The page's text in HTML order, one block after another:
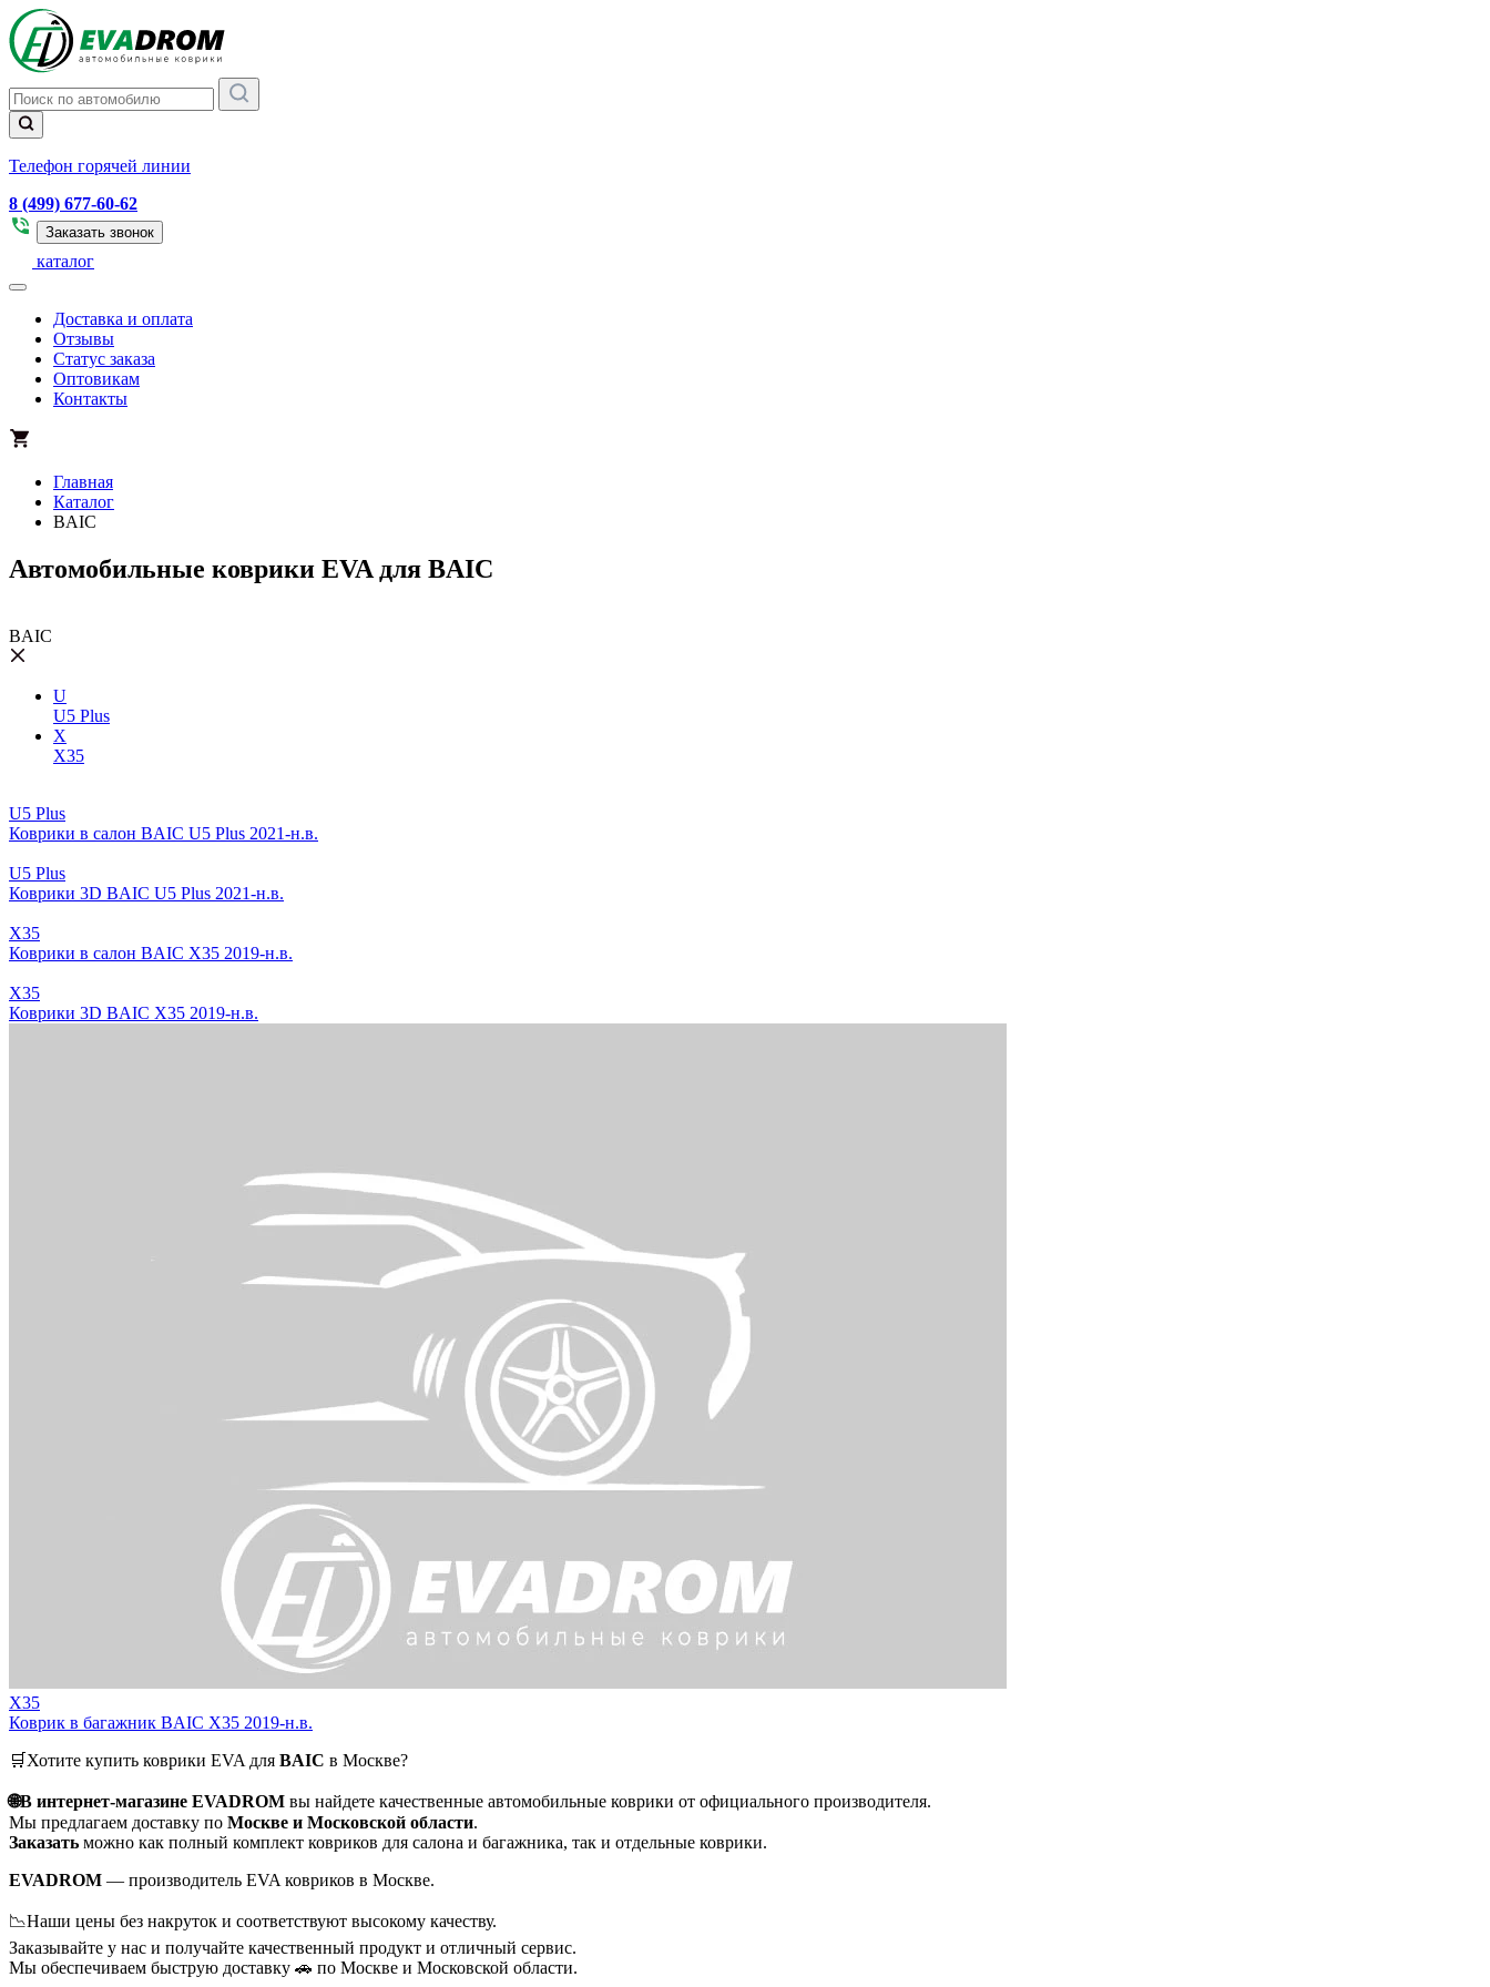
Телефон горячей линии
8 (499) 677-60-62
Заказать звонок
каталог
Доставка и оплата
Отзывы
Статус заказа
Оптовикам
Контакты
Главная
Каталог
BAIC
Автомобильные коврики EVA для BAIC
BAIC
U
U5 Plus
X
X35
U5 Plus
Коврики в салон BAIC U5 Plus 2021-н.в.
U5 Plus
Коврики 3D BAIC U5 Plus 2021-н.в.
X35
Коврики в салон BAIC X35 2019-н.в.
X35
Коврики 3D BAIC X35 2019-н.в.
X35
Коврик в багажник BAIC X35 2019-н.в.
🛒Хотите купить коврики EVA для BAIC в Москве?
🌐В интернет-магазине EVADROM вы найдете качественные автомобильные коврики от официального производителя.
Мы предлагаем доставку по Москве и Московской области.
Заказать можно как полный комплект ковриков для салона и багажника, так и отдельные коврики.
EVADROM — производитель EVA ковриков в Москве.
📉Наши цены без накруток и соответствуют высокому качеству.
Заказывайте у нас и получайте качественный продукт и отличный сервис.
Мы обеспечиваем быструю доставку 🚗 по Москве и Московской области.